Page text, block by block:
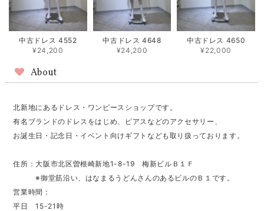
中古ドレス 4552
¥24,200
中古ドレス 4648
¥24,200
中古ドレス 4650
¥22,000
About
北新地にあるドレス・ワンピースショップです。
有名ブランドのドレスをはじめ、ピアスなどのアクセサリー、
お誕生日・記念日・イベント向けギフトなども取り扱っております。
住所：大阪市北区曽根崎新地1-8-19 梅新ビルＢ１Ｆ
※御堂筋沿い、はなまるうどんさんのあるビルのＢ１です。
営業時間：
平日 15-21時